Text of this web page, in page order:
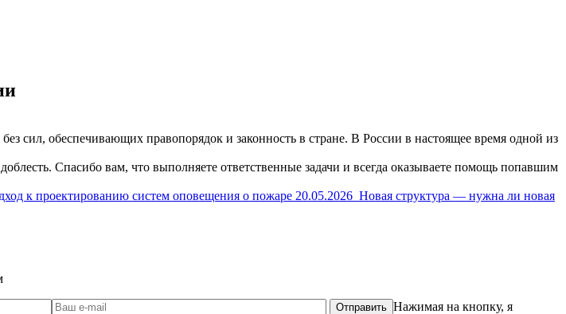
сил, обеспечивающих правопорядок и законность в стране. В России в настоящее время одной из
Спасибо вам, что выполняете ответственные задачи и всегда оказываете помощь попавшим
к проектированию систем оповещения о пожаре 20.05.2026 Новая структура — нужна ли новая
Отправить Нажимая на кнопку, я